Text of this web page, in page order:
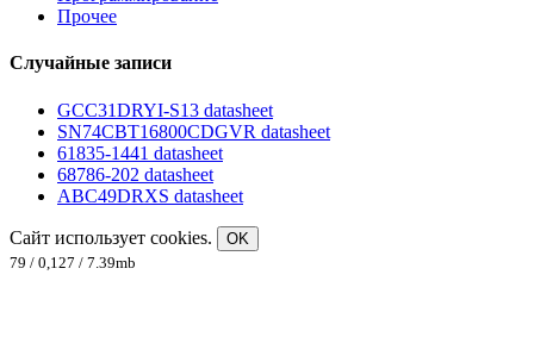
Прочее
Случайные записи
GCC31DRYI-S13 datasheet
SN74CBT16800CDGVR datasheet
61835-1441 datasheet
68786-202 datasheet
ABC49DRXS datasheet
Сайт использует cookies.
OK
79 / 0,127 / 7.39mb